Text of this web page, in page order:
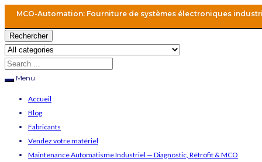
MCO-Automation: Fourniture de systèmes électroniques
Rechercher
Menu
Accueil
Blog
Fabricants
Vendez votre matériel
Maintenance Automatisme Industriel — Diagnostic, Rétrofit & MCO